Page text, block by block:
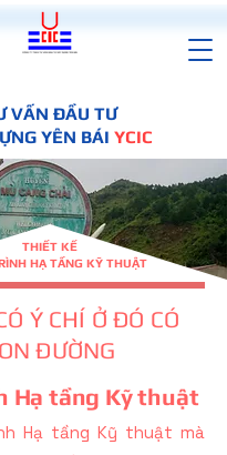
VẤN ĐẦU TƯ
YÊN BÁI YCIC
THIẾT KẾ
HẠ TẦNG KỸ THUẬT
Ý CHÍ Ở ĐÓ CÓ
ĐƯỜNG
Hạ tầng Kỹ thuật
Hạ tầng Kỹ thuật mà